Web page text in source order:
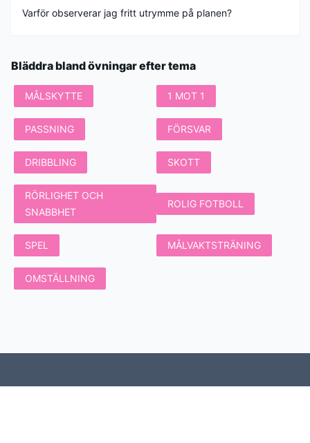
Varför observerar jag fritt utrymme på planen?
Bläddra bland övningar efter tema
MÅLSKYTTE 1 MOT 1
PASSNING FÖRSVAR
DRIBBLING SKOTT
RÖRLIGHET OCH
SNABBHET
ROLIG FOTBOLL
SPEL MÅLVAKTSTRÄNING
OMSTÄLLNING